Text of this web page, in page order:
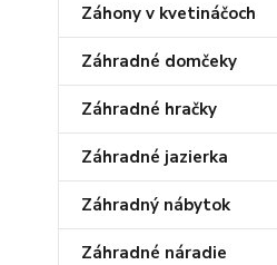
Záhony v kvetináčoch
Záhradné domčeky
Záhradné hračky
Záhradné jazierka
Záhradný nábytok
Záhradné náradie